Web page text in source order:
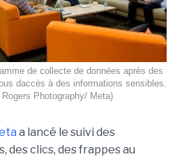
de collecte de données après des
daccès à des informations sensibles.
Photography/ Meta)
a lancé le suivi des
des clics, des frappes au